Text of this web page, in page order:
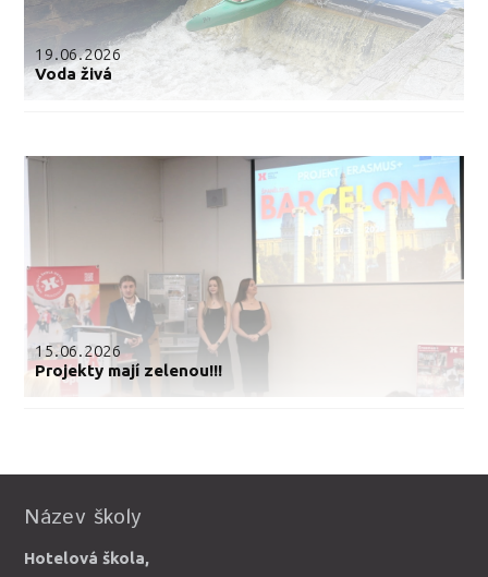
19.06.2026
Voda živá
15.06.2026
Projekty mají zelenou!!!
Název školy
Hotelová škola,